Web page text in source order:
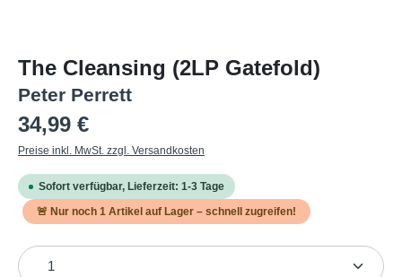
The Cleansing (2LP Gatefold)
Peter Perrett
Regulärer Preis:
34,99 €
Preise inkl. MwSt. zzgl. Versandkosten
Sofort verfügbar, Lieferzeit: 1-3 Tage
🚨 Nur noch 1 Artikel auf Lager – schnell zugreifen!
Produkt Anzahl: Gib den gewünschten Wert ein